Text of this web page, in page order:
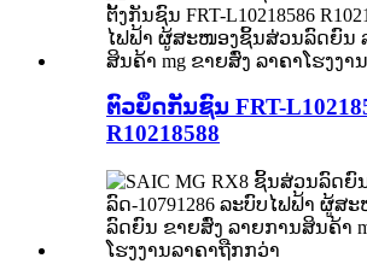
ຕົວຍຶດກັນຊົນ FRT-
R10218588